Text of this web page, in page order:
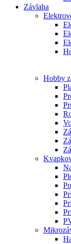
Závlaha
Hobby